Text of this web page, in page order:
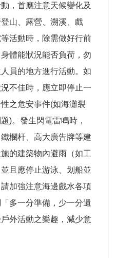
，首應注意天候變化及
山、露營、溯溪、戲
活動時，除需做好行前
體能狀況能否負荷，勿
員的地方進行活動。如
不佳時，應立即停止一
之危安事件(如海灘裂
)。發生閃電雷鳴時，
欄杆、高大廣告牌等建
的建築物內避雨（如工
且應停止游泳、划船並
加強注意海邊戲水各項
多一分準備，少一分遺
外活動之樂趣，減少意